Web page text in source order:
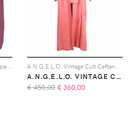
A.N.G.E.L.O. VINTAGE CULT
€ 450,00 € 360,00